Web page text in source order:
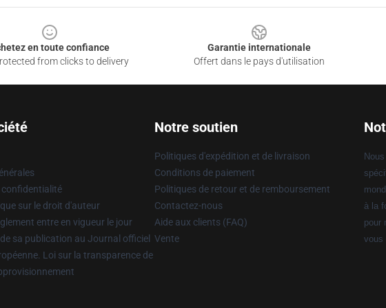
en toute confiance
from clicks to delivery
Garantie internationale
Offert dans le pays d'utilisation
confidentialité
sur le droit d'auteur
entre en vigueur le jour
sa publication au Journal officiel
Loi sur la transparence de
Notre soutien
Politiques d'expédition et de livraison
Conditions de paiement
Politiques de retour et de remboursement
Contactez-nous
Aide aux clients (FAQ)
Vente
à la
pour
vous